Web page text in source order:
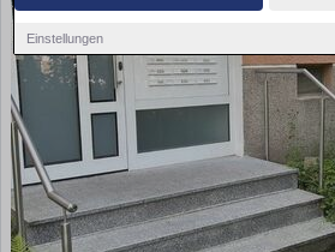
Einstellungen